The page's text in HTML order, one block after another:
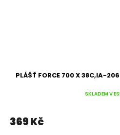
PLÁŠŤ FORCE 700 X 38C,IA-
SKLADEM V
369 Kč